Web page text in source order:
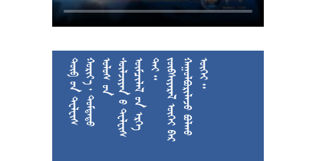

































































  






































 